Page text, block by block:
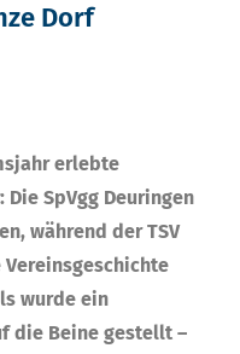
Dorf
erlebte
SpVgg Deuringen
während der TSV
Vereinsgeschichte
wurde ein
die Beine gestellt –